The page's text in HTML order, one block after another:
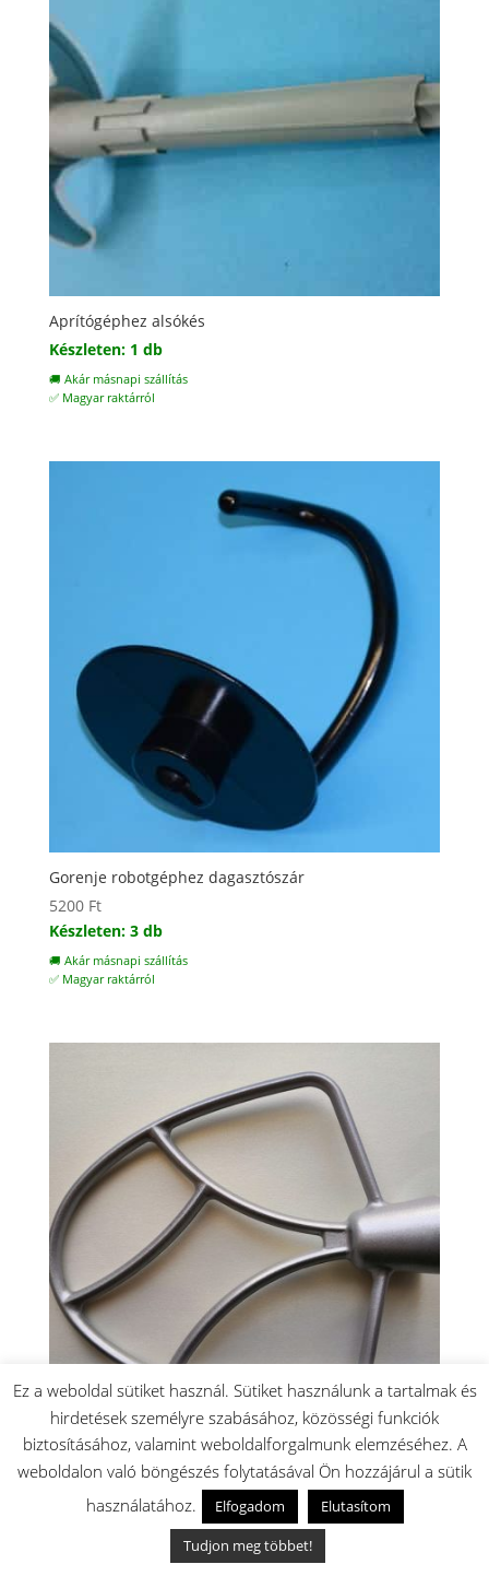
Aprítógéphez alsókés
Készleten: 1 db
🚚 Akár másnapi szállítás
✅ Magyar raktárról
Gorenje robotgéphez dagasztószár
5200 Ft
Készleten: 3 db
🚚 Akár másnapi szállítás
✅ Magyar raktárról
Gorenje robotgéphez keverőlapát
Készleten: 6 db
🚚 Akár másnapi szállítás
Ez a weboldal sütiket használ. Sütiket használunk a tartalmak és
hirdetések személyre szabásához, közösségi funkciók
biztosításához, valamint weboldalforgalmunk elemzéséhez. A
weboldalon való böngészés folytatásával Ön hozzájárul a sütik
használatához.
Elfogadom
Elutasítom
Tudjon meg többet!